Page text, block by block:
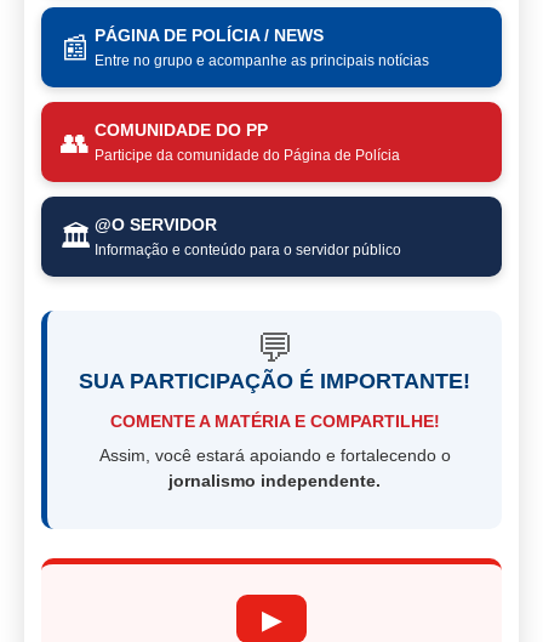
📰 PÁGINA DE POLÍCIA / NEWS
Entre no grupo e acompanhe as principais notícias
👥 COMUNIDADE DO PP
Participe da comunidade do Página de Polícia
🏛️ @O SERVIDOR
Informação e conteúdo para o servidor público
💬
SUA PARTICIPAÇÃO É IMPORTANTE!
COMENTE A MATÉRIA E COMPARTILHE!
Assim, você estará apoiando e fortalecendo o
jornalismo independente.
▶